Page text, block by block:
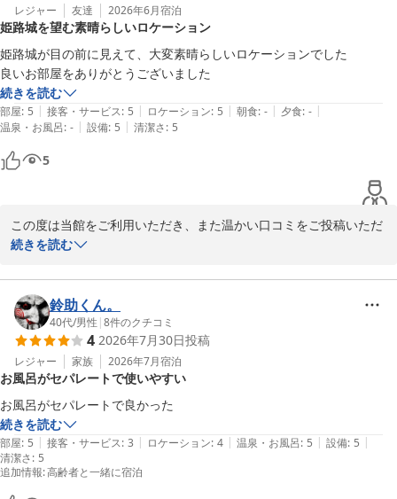
レジャー 友達 2026年6月宿泊
姫路城を望む素晴らしいロケーション
姫路城が目の前に見えて、大変素晴らしいロケーションでした
良いお部屋をありがとうございました
続きを読む
部屋: 5 | 接客・サービス: 5 | ロケーション: 5 | 朝食: - | 夕食: - |
温泉・お風呂: - | 設備: 5 | 清潔さ: 5
5
この度は当館をご利用いただき、また温かい口コミをご投稿いただ
きまして誠にありがとうございます。
お部屋からご覧いただける姫路城の景色をお楽しみいただけたとの
こと、大変嬉しく拝読いたしました。また、お部屋にもご満足いた
だけたようで、スタッフ一同何よりの励みになります。
これからも快適にお過ごしいただける空間と、お客様にご満足いた
だけるサービスをご提供できるよう努めてまいります。
また姫路へお越しの際は、ぜひ当館をご利用くださいませ。スタッ
フ一同、心よりお待ちしております。
ダイワロイネットホテル姫路
2026-08-03
続きを読む
鈴助くん。
40代/男性 |8件のクチコミ
4 2026年7月30日投稿
レジャー 家族 2026年7月宿泊
お風呂がセパレートで使いやすい
続きを読む
部屋: 5 | 接客・サービス: 3 | ロケーション: 4 | 温泉・お風呂: 5 | 設備: 5 |
清潔さ: 5
追加情報:高齢者と一緒に宿泊